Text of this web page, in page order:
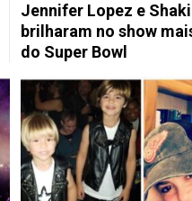
Jennifer Lopez e
brilharam no show
do Super Bowl